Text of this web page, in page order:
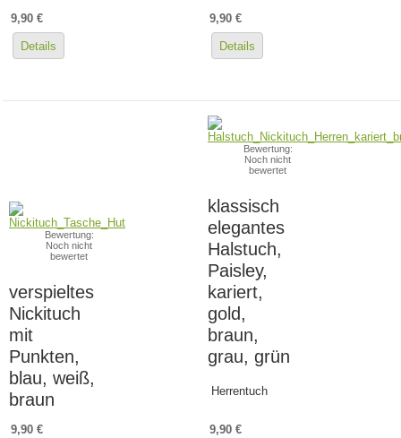
9,90 €
Details
9,90 €
Details
Bewertung:
Noch nicht
bewertet
verspieltes
Nickituch
mit
Punkten,
blau, weiß,
braun
9,90 €
Bewertung:
Noch nicht
bewertet
klassisch
elegantes
Halstuch,
Paisley,
kariert,
gold,
braun,
grau, grün
Herrentuch
9,90 €